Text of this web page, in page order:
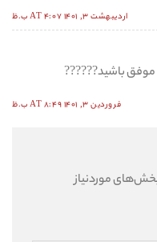
اردیبهشت ۳, ۱۴۰۱ AT ۴:۰۷ ب.ظ
باشید??????
فروردین ۳, ۱۴۰۱ AT ۸:۴۹ ب.ظ
موردنیاز